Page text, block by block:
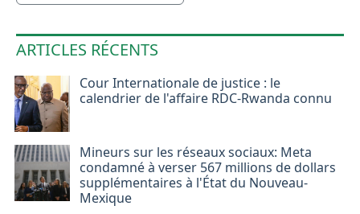
ARTICLES RÉCENTS
Cour Internationale de justice : le
calendrier de l'affaire RDC-Rwanda connu
Mineurs sur les réseaux sociaux: Meta
condamné à verser 567 millions de dollars
supplémentaires à l'État du Nouveau-
Mexique